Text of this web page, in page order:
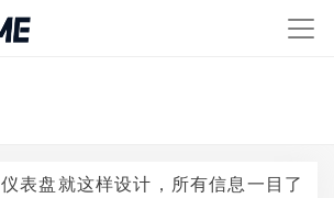
仪表盘就这样设计，所有信息一目了